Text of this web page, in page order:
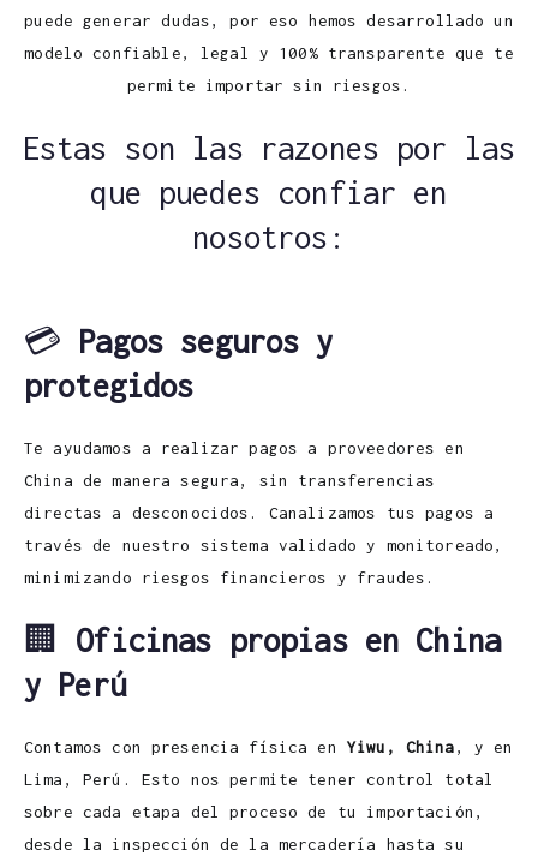
puede generar dudas, por eso hemos desarrollado un
modelo confiable, legal y 100% transparente que te
permite importar sin riesgos.
Estas son las razones por las
que puedes confiar en
nosotros:
💳 Pagos seguros y
protegidos
Te ayudamos a realizar pagos a proveedores en
China de manera segura, sin transferencias
directas a desconocidos. Canalizamos tus pagos a
través de nuestro sistema validado y monitoreado,
minimizando riesgos financieros y fraudes.
🏢 Oficinas propias en China
y Perú
Contamos con presencia física en Yiwu, China, y en
Lima, Perú. Esto nos permite tener control total
sobre cada etapa del proceso de tu importación,
desde la inspección de la mercadería hasta su